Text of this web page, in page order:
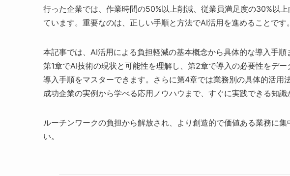
行った企業では、作業時間の50%以上削減、従業員満足度の30%以
ています。重要なのは、正しい手順と方法でAI活用を進めることです。
本記事では、AI活用による負担軽減の基本概念から具体的な導入手順
第1章でAI技術の現状と可能性を理解し、第2章で導入の必要性をデ
導入手順をマスターできます。さらに第4章では業務別の具体的活用
成功企業の実例から学べる応用ノウハウまで、すぐに実践できる知識
ルーチンワークの負担から解放され、より創造的で価値ある業務に
い。